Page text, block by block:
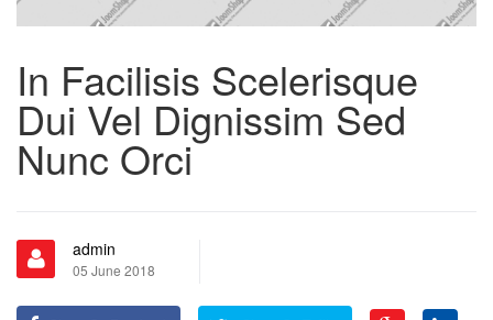
In Facilisis Scelerisque
Dui Vel Dignissim Sed
Nunc Orci
admin
05 June 2018